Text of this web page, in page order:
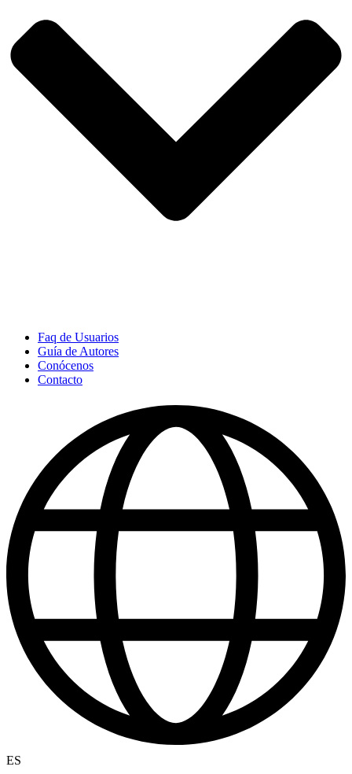
Faq de Usuarios
Guía de Autores
Conócenos
Contacto
ES